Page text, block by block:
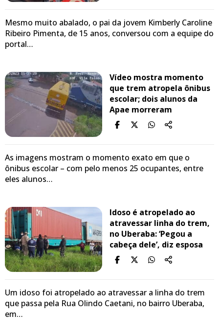
Mesmo muito abalado, o pai da jovem Kimberly Caroline
Ribeiro Pimenta, de 15 anos, conversou com a equipe do
portal…
Vídeo mostra momento
que trem atropela ônibus
escolar; dois alunos da
Apae morreram
As imagens mostram o momento exato em que o
ônibus escolar – com pelo menos 25 ocupantes, entre
eles alunos…
Idoso é atropelado ao
atravessar linha do trem,
no Uberaba: ‘Pegou a
cabeça dele’, diz esposa
Um idoso foi atropelado ao atravessar a linha do trem
que passa pela Rua Olindo Caetani, no bairro Uberaba,
em…